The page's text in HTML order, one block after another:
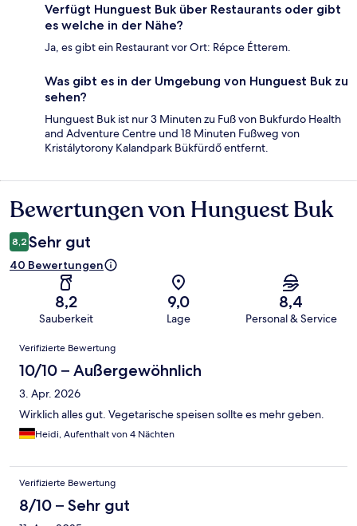
Verfügt Hunguest Buk über Restaurants oder gibt
es welche in der Nähe?
Ja, es gibt ein Restaurant vor Ort: Répce Étterem.
Was gibt es in der Umgebung von Hunguest Buk zu
sehen?
Hunguest Buk ist nur 3 Minuten zu Fuß von Bukfurdo Health
and Adventure Centre und 18 Minuten Fußweg von
Kristálytorony Kalandpark Bükfürdő entfernt.
Bewertungen
Bewertungen von Hunguest Buk
8,2 Sehr gut
40 Bewertungen
8,2
Sauberkeit
9,0
Lage
8,4
Personal & Service
Bewertungen
Verifizierte Bewertung
10/10 – Außergewöhnlich
3. Apr. 2026
Wirklich alles gut. Vegetarische speisen sollte es mehr geben.
Heidi, Aufenthalt von 4 Nächten
Verifizierte Bewertung
8/10 – Sehr gut